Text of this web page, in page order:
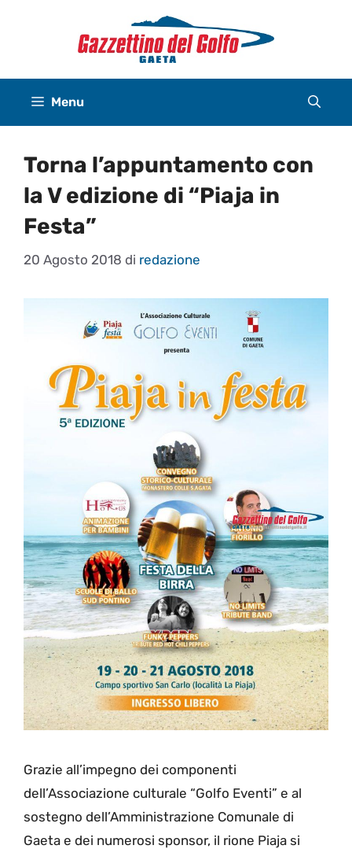
Menu
Torna l’appuntamento con
la V edizione di “Piaja in
Festa”
20 Agosto 2018 di redazione
Grazie all’impegno dei componenti
dell’Associazione culturale “Golfo Eventi” e al
sostegno dell’Amministrazione Comunale di
Gaeta e dei numerosi sponsor, il rione Piaja si